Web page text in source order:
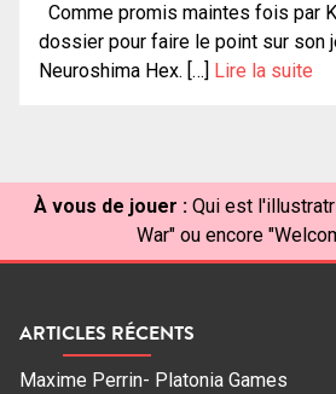
Comme promis maintes fois par
dossier pour faire le point sur son
Neuroshima Hex. […] Lire la suite
À vous de jouer : Qui est
War" ou encore
ARTICLES RÉCENTS
Maxime Perrin- Platonia Games